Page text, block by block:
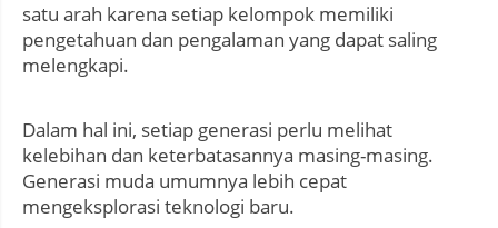
satu arah karena setiap kelompok memiliki
pengetahuan dan pengalaman yang dapat saling
melengkapi.
Dalam hal ini, setiap generasi perlu melihat
kelebihan dan keterbatasannya masing-masing.
Generasi muda umumnya lebih cepat
mengeksplorasi teknologi baru.